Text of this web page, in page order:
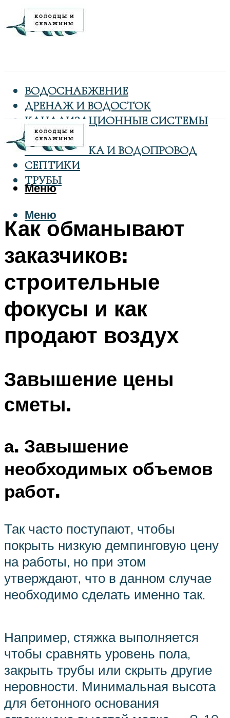
ВОДОСНАБЖЕНИЕ
ДРЕНАЖ И ВОДОСТОК
КАНАЛИЗАЦИОННЫЕ СИСТЕМЫ
КОЛОДЦЫ
САНТЕХНИКА И ВОДОПРОВОД
СЕПТИКИ
ТРУБЫ
Меню
Меню
Как обманывают
заказчиков:
строительные
фокусы и как
продают воздух
Завышение цены
сметы.
а. Завышение
необходимых объемов
работ.
Так часто поступают, чтобы
покрыть низкую демпинговую цену
на работы, но при этом
утверждают, что в данном случае
необходимо сделать именно так.
Например, стяжка выполняется
чтобы сравнять уровень пола,
закрыть трубы или скрыть другие
неровности. Минимальная высота
для бетонного основания